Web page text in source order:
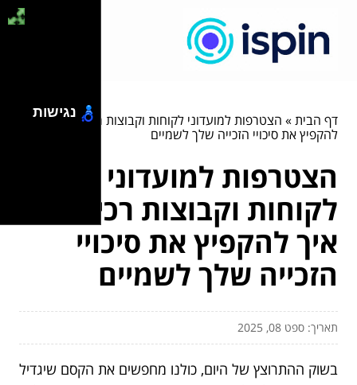
דף הבית» הצטרפות למועדוני לקוחות וקבוצות רכישה – איך
להקפיץ את סיכויי הזכייה שלך לשמיים
הצטרפות למועדוני
לקוחות וקבוצות רכישה –
איך להקפיץ את סיכויי
הזכייה שלך לשמיים
תאריך: ספט 08, 2025
בשוק ההתרוצץ של היום, כולנו מחפשים את הקסם שיגדיל
נגישות